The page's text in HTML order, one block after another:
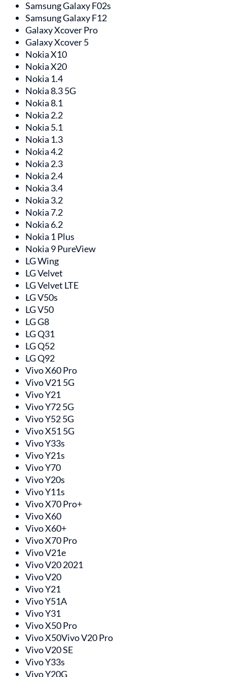
Samsung Galaxy F02s
Samsung Galaxy F12
Galaxy Xcover Pro
Galaxy Xcover 5
Nokia X10
Nokia X20
Nokia 1.4
Nokia 8.3 5G
Nokia 8.1
Nokia 2.2
Nokia 5.1
Nokia 1.3
Nokia 4.2
Nokia 2.3
Nokia 2.4
Nokia 3.4
Nokia 3.2
Nokia 7.2
Nokia 6.2
Nokia 1 Plus
Nokia 9 PureView
LG Wing
LG Velvet
LG Velvet LTE
LG V50s
LG V50
LG G8
LG Q31
LG Q52
LG Q92
Vivo X60 Pro
Vivo V21 5G
Vivo Y21
Vivo Y72 5G
Vivo Y52 5G
Vivo X51 5G
Vivo Y33s
Vivo Y21s
Vivo Y70
Vivo Y20s
Vivo Y11s
Vivo X70 Pro+
Vivo X60
Vivo X60+
Vivo X70 Pro
Vivo V21e
Vivo V20 2021
Vivo V20
Vivo Y21
Vivo Y51A
Vivo Y31
Vivo X50 Pro
Vivo X50Vivo V20 Pro
Vivo V20 SE
Vivo Y33s
Vivo Y20G